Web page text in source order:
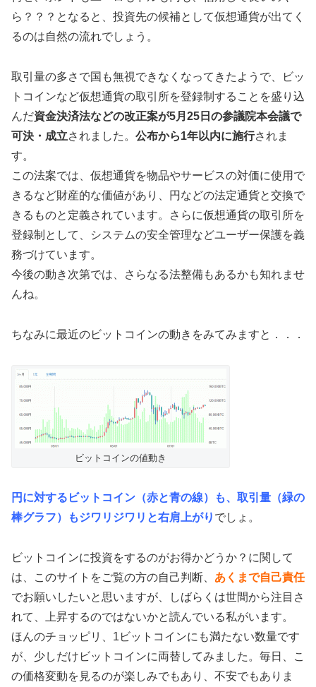
ら？？？となると、投資先の候補として仮想通貨が出てく
るのは自然の流れでしょう。
取引量の多さで国も無視できなくなってきたようで、ビッ
トコインなど仮想通貨の取引所を登録制することを盛り込
んだ資金決済法などの改正案が5月25日の参議院本会議で
可決・成立されました。 公布から1年以内に施行されま
す。
この法案では、仮想通貨を物品やサービスの対価に使用で
きるなど財産的な価値があり、円などの法定通貨と交換で
きるものと定義されています。さらに仮想通貨の取引所を
登録制として、システムの安全管理などユーザー保護を義
務づけています。
今後の動き次第では、さらなる法整備もあるかも知れませ
んね。
ちなみに最近のビットコインの動きをみてみますと．．．
ビットコインの値動き
円に対するビットコイン（赤と青の線）も、取引量（緑の
棒グラフ）もジワリジワリと右肩上がり でしょ。
ビットコインに投資をするのがお得かどうか？に関して
は、このサイトをご覧の方の自己判断、 あくまで自己責任
でお願いしたいと思いますが、しばらくは世間から注目さ
れて、上昇するのではないかと読んでいる私がいます。
ほんのチョッピリ、1ビットコインにも満たない数量です
が、少しだけビットコインに両替してみました。毎日、こ
の価格変動を見るのが楽しみでもあり、不安でもありま